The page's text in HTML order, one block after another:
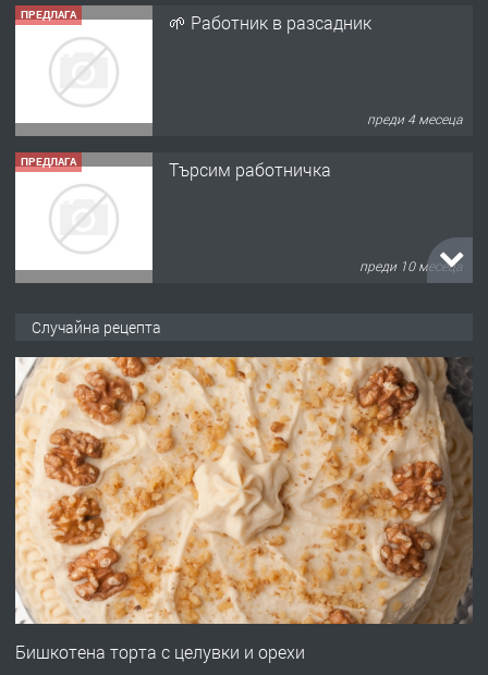
ПРЕДЛАГА 🌱 Работник в разсадник
преди 4 месеца
ПРЕДЛАГА Търсим работничка
преди 10 месеца
преди 1 година
ПРЕДЛАГА Работа за общи работници
преди 1 година
ПРЕДЛАГА
Първи поход "По стъпките на Ангел
Случайна рецепта
Бишкотена торта с целувки и орехи